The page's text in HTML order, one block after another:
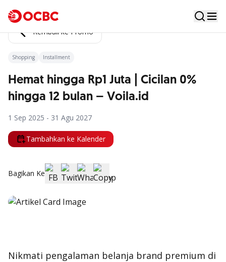
Kembali ke Promo
Shopping Installment
Hemat hingga Rp1 Juta | Cicilan 0%
hingga 12 bulan – Voila.id
1 Sep 2025 - 31 Agu 2027
Tambahkan ke Kalender
Bagikan Ke
Nikmati pengalaman belanja brand premium di